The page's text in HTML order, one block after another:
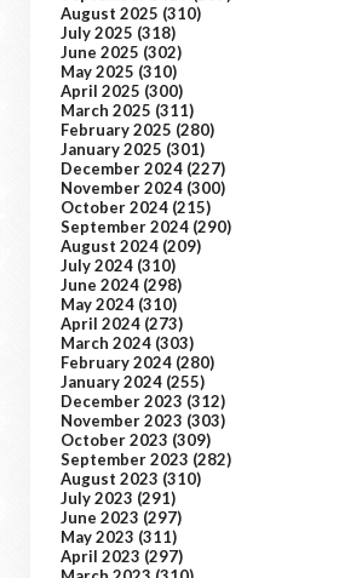
August 2025 (310)
July 2025 (318)
June 2025 (302)
May 2025 (310)
April 2025 (300)
March 2025 (311)
February 2025 (280)
January 2025 (301)
December 2024 (227)
November 2024 (300)
October 2024 (215)
September 2024 (290)
August 2024 (209)
July 2024 (310)
June 2024 (298)
May 2024 (310)
April 2024 (273)
March 2024 (303)
February 2024 (280)
January 2024 (255)
December 2023 (312)
November 2023 (303)
October 2023 (309)
September 2023 (282)
August 2023 (310)
July 2023 (291)
June 2023 (297)
May 2023 (311)
April 2023 (297)